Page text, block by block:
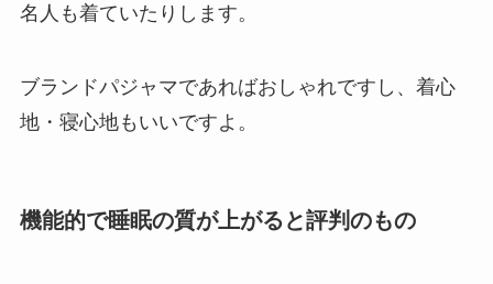
名人も着ていたりします。
ブランドパジャマであればおしゃれですし、着心
地・寝心地もいいですよ。
機能的で睡眠の質が上がると評判のもの